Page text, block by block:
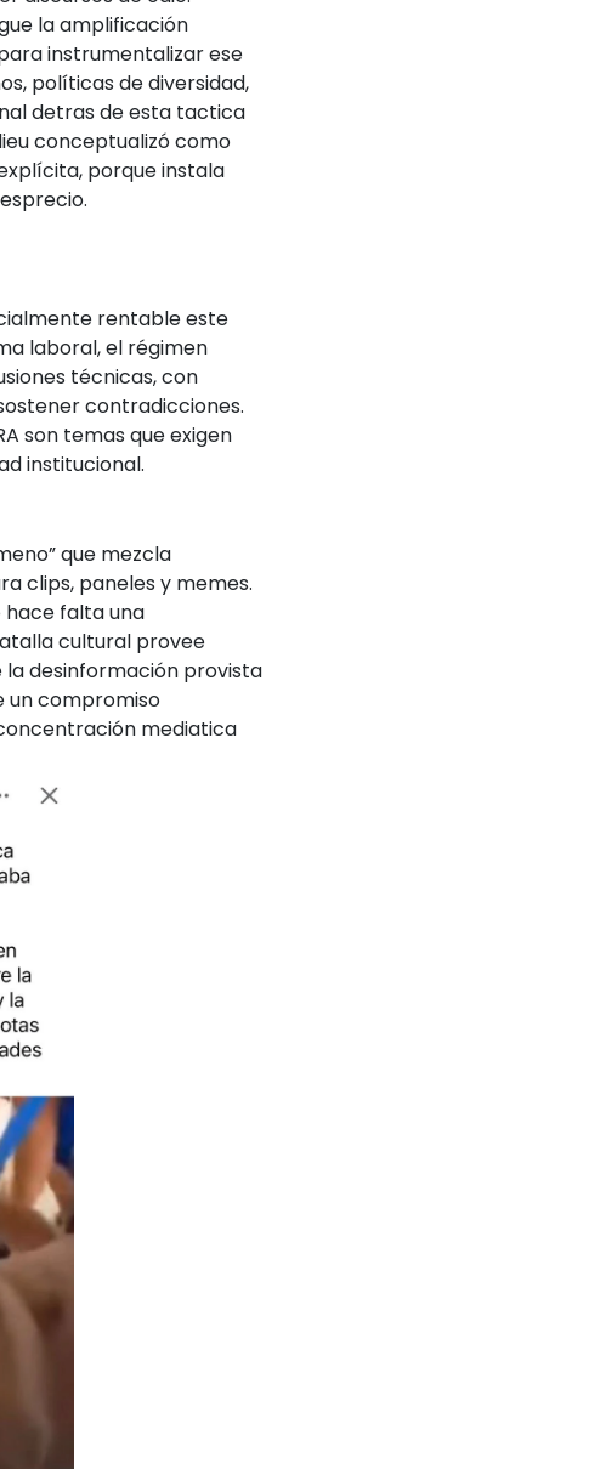
la amplificación
instrumentalizar ese
políticas de diversidad,
detras de esta tactica
conceptualizó como
porque instala
rentable este
laboral, el régimen
técnicas, con
contradicciones.
son temas que exigen
institucional.
que mezcla
clips, paneles y memes.
hace falta una
cultural provee
desinformación provista
un compromiso
mediatica